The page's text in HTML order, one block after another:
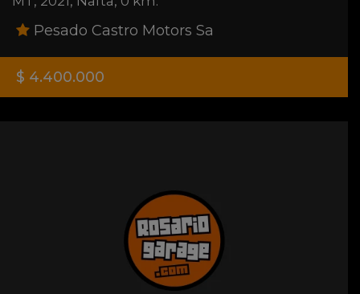
Pesado Castro Motors Sa
$ 4.400.000